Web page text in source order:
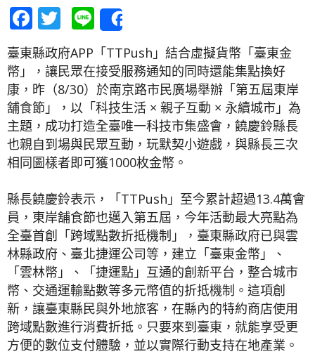
Facebook
Twitter
Line
臺東縣政府APP「TTPush」結合虛擬貨幣「臺東金
幣」，讓民眾在接受服務通知的同時還能集點換好
康，昨（8/30）於南京路市民廣場舉辦「第五屆東岸
舖食節」，以「科技生活 × 親子互動 × 永續城市」為
主題，成功打造全臺唯一科技市集盛會，饒慶鈴縣長
也親自到場與民眾互動，玩默契小遊戲，與縣長三次
相同圖樣者即可獲1000枚金幣。
縣長饒慶鈴表示，「TTPush」至今累計超過13.4萬會
員，東岸舖食節也邁入第五屆，今年活動最大亮點為
全臺首創「跨域點數折抵機制」，臺東縣政府已與雲
林縣政府、臺北捷運公司等，建立「臺東金幣」、
「雲林幣」、「捷運點」互通的創新平台，整合城市
幣、交通運輸點數等多元幣值的折抵機制。這項創
新，讓臺東縣民與外地旅客，在縣內的特約商店使用
跨域點數進行消費折抵。只要來到臺東，就能享受更
方便的數位支付體驗，並以實際行動支持在地產業。